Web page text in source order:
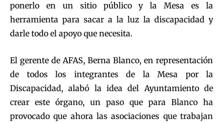
ponerlo en un sitio público y la Mesa es la
herramienta para sacar a la luz la discapacidad y
darle todo el apoyo que necesita.
El gerente de AFAS, Berna Blanco, en representación
de todos los integrantes de la Mesa por la
Discapacidad, alabó la idea del Ayuntamiento de
crear este órgano, un paso que para Blanco ha
provocado que ahora las asociaciones que trabajan